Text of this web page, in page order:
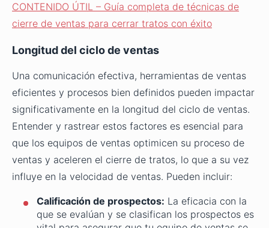
CONTENIDO ÚTIL – Guía completa de técnicas de
cierre de ventas para cerrar tratos con éxito
Longitud del ciclo de ventas
Una comunicación efectiva, herramientas de ventas
eficientes y procesos bien definidos pueden impactar
significativamente en la longitud del ciclo de ventas.
Entender y rastrear estos factores es esencial para
que los equipos de ventas optimicen su proceso de
ventas y aceleren el cierre de tratos, lo que a su vez
influye en la velocidad de ventas. Pueden incluir:
Calificación de prospectos: La eficacia con la
que se evalúan y se clasifican los prospectos es